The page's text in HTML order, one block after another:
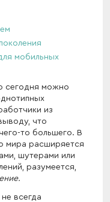
мобильных
сегодня можно
из
что
то большего. В
мира расширяется
шутерами или
разумеется,
всегда